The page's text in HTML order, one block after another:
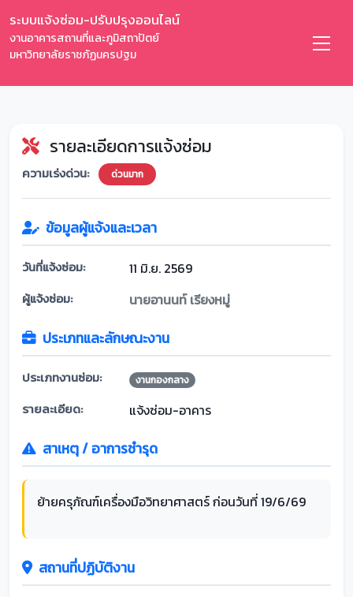
ระบบแจ้งซ่อม-ปรับปรุงออนไลน์
งานอาคารสถานที่และภูมิสถาปัตย์
มหาวิทยาลัยราชภัฏนครปฐม
รายละเอียดการแจ้งซ่อม
ความเร่งด่วน: ด่วนมาก
ข้อมูลผู้แจ้งและเวลา
วันที่แจ้งซ่อม: 11 มิ.ย. 2569
ผู้แจ้งซ่อม: นายอานนท์ เรียงหมู่
ประเภทและลักษณะงาน
ประเภทงานซ่อม: งานกองกลาง
รายละเอียด: แจ้งซ่อม-อาคาร
สาเหตุ / อาการชำรุด
ย้ายครุภัณฑ์เครื่องมือวิทยาศาสตร์ ก่อนวันที่ 19/6/69
สถานที่ปฏิบัติงาน